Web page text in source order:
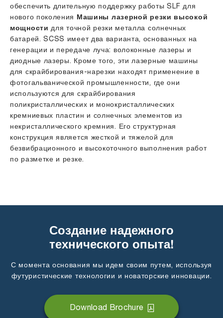
обеспечить длительную поддержку работы SLF для
нового поколения Машины лазерной резки высокой
мощности для точной резки металла солнечных
батарей. SCSS имеет два варианта, основанных на
генерации и передаче луча: волоконные лазеры и
диодные лазеры. Кроме того, эти лазерные машины
для скрайбирования-нарезки находят применение в
фотогальванической промышленности, где они
используются для скрайбирования
поликристаллических и монокристаллических
кремниевых пластин и солнечных элементов из
некристаллического кремния. Его структурная
конструкция является жесткой и тяжелой для
безвибрационного и высокоточного выполнения работ
по разметке и резке.
Создание надежного
технического опыта!
С момента основания мы идем своим путем, используя
футуристические технологии и новаторские инновации.
Download Brochure